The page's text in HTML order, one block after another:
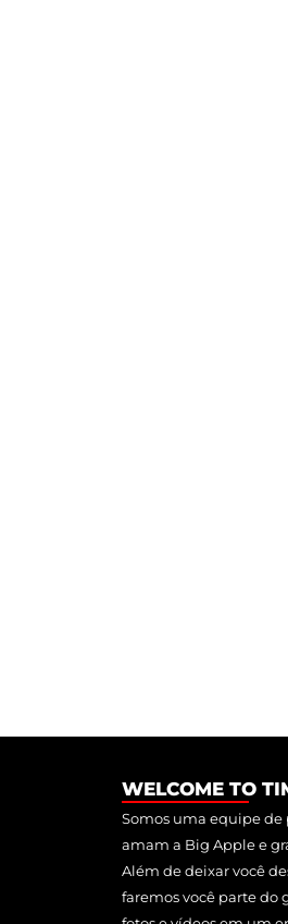
WELCOME TO
Somos uma equipe de
amam a Big Apple e
Além de deixar você
faremos você parte do